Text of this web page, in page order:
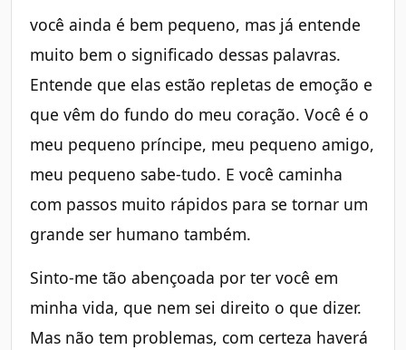
você ainda é bem pequeno, mas já entende
muito bem o significado dessas palavras.
Entende que elas estão repletas de emoção e
que vêm do fundo do meu coração. Você é o
meu pequeno príncipe, meu pequeno amigo,
meu pequeno sabe-tudo. E você caminha
com passos muito rápidos para se tornar um
grande ser humano também.
Sinto-me tão abençoada por ter você em
minha vida, que nem sei direito o que dizer.
Mas não tem problemas, com certeza haverá